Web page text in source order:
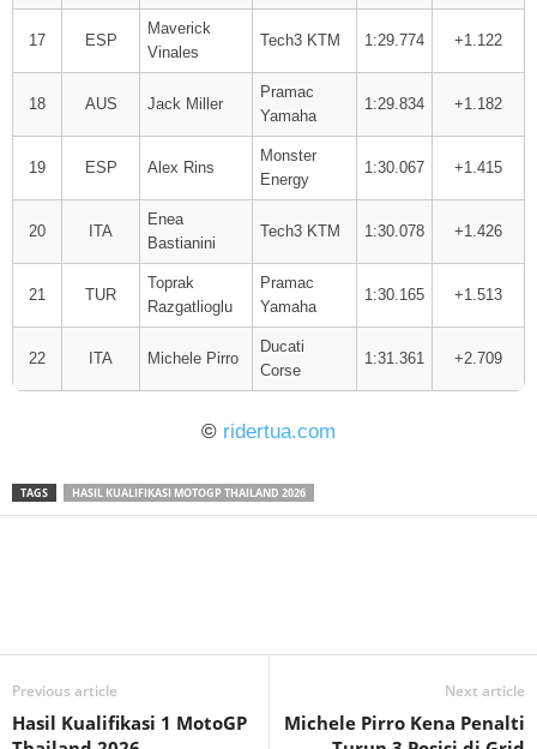
17 ESP
Maverick
Vinales
Tech3 KTM 1:29.774 +1.122
18 AUS Jack Miller
Pramac
Yamaha
1:29.834 +1.182
19 ESP Alex Rins
Monster
Energy
1:30.067 +1.415
20 ITA
Enea
Bastianini
Tech3 KTM 1:30.078 +1.426
21 TUR
Toprak
Razgatlioglu
Pramac
Yamaha
1:30.165 +1.513
22 ITA Michele Pirro
Ducati
Corse
1:31.361 +2.709
© ridertua.com
TAGS HASIL KUALIFIKASI MOTOGP THAILAND 2026
Previous article
Hasil Kualifikasi 1 MotoGP
Next article
Michele Pirro Kena Penalti